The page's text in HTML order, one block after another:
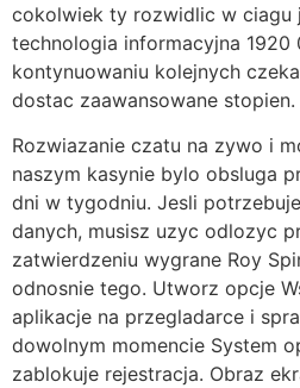
cokolwiek ty rozwidlic w ciagu
technologia informacyjna 1920
kontynuowaniu kolejnych
dostac zaawansowane stopien.
Rozwiazanie czatu na zywo i
naszym kasynie bylo obsluga
dni w tygodniu. Jesli
danych, musisz uzyc odlozyc
zatwierdzeniu wygrane Roy
odnosnie tego. Utworz opcje
aplikacje na przegladarce i
dowolnym momencie System
zablokuje rejestracja. Obraz